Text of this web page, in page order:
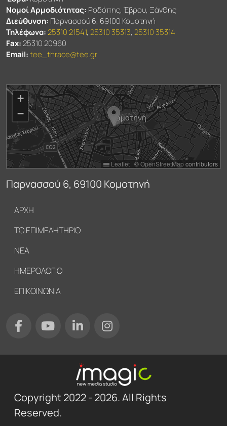
Νομοί Αρμοδιότητας: Ροδόπης, Έβρου, Ξάνθης
Διεύθυνση: Παρνασσού 6, 69100 Κομοτηνή
Τηλέφωνα:25310 21541,25310 35313,25310 35314
Fax:25310 20960
Email:tee_thrace@tee.gr
Υποσέλιδο
ΑΡΧΗ
ΤΟ ΕΠΙΜΕΛΗΤΗΡΙΟ
ΝΕΑ
ΗΜΕΡΟΛΟΓΙΟ
ΕΠΙΚΟΙΝΩΝΙΑ
+
−
Leaflet | ©OpenStreetMap contributors
Παρνασσού 6, 69100 Κομοτηνή
Copyright 2022 - 2026. All Rights
Reserved.